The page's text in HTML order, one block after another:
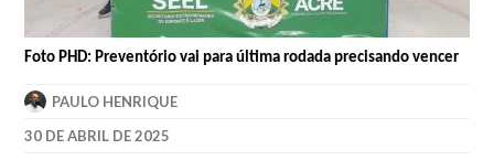
Foto PHD: Preventório vai para última rodada precisando vencer
PAULO HENRIQUE
30 DE ABRIL DE 2025